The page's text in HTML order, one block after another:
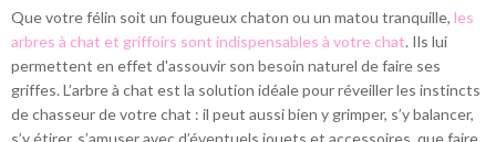
Que votre félin soit un fougueux chaton ou un matou tranquille, les
arbres à chat et griffoirs sont indispensables à votre chat. Ils lui
permettent en effet d'assouvir son besoin naturel de faire ses
griffes. L’arbre à chat est la solution idéale pour réveiller les instincts
de chasseur de votre chat : il peut aussi bien y grimper, s’y balancer,